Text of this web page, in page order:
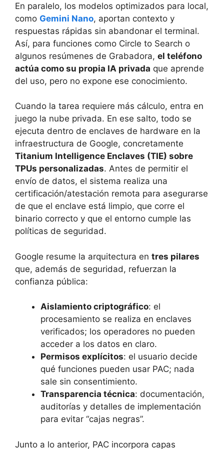
En paralelo, los modelos optimizados para local,
como Gemini Nano, aportan contexto y
respuestas rápidas sin abandonar el terminal.
Así, para funciones como Circle to Search o
algunos resúmenes de Grabadora, el teléfono
actúa como su propia IA privada que aprende
del uso, pero no expone ese conocimiento.
Cuando la tarea requiere más cálculo, entra en
juego la nube privada. En ese salto, todo se
ejecuta dentro de enclaves de hardware en la
infraestructura de Google, concretamente
Titanium Intelligence Enclaves (TIE) sobre
TPUs personalizadas. Antes de permitir el
envío de datos, el sistema realiza una
certificación/atestación remota para asegurarse
de que el enclave está limpio, que corre el
binario correcto y que el entorno cumple las
políticas de seguridad.
Google resume la arquitectura en tres pilares
que, además de seguridad, refuerzan la
confianza pública:
Aislamiento criptográfico: el
procesamiento se realiza en enclaves
verificados; los operadores no pueden
acceder a los datos en claro.
Permisos explícitos: el usuario decide
qué funciones pueden usar PAC; nada
sale sin consentimiento.
Transparencia técnica: documentación,
auditorías y detalles de implementación
para evitar “cajas negras”.
Junto a lo anterior, PAC incorpora capas